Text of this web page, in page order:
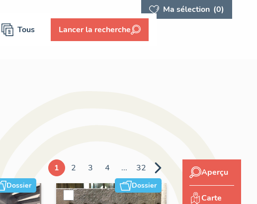
Ma sélection (0)
Tous Lancer la recherche
1 2 3 4 ... 32
Dossier Dossier
Aperçu
Carte